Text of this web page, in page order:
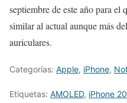
septiembre de este año para el
similar al actual aunque más
auriculares.
Categorías: Apple, iPhone,
Etiquetas: AMOLED, iPhone